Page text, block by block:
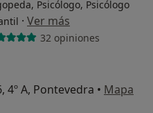
Psicólogo, Psicólogo
· Ver más
32 opiniones
4º A, Pontevedra • Mapa